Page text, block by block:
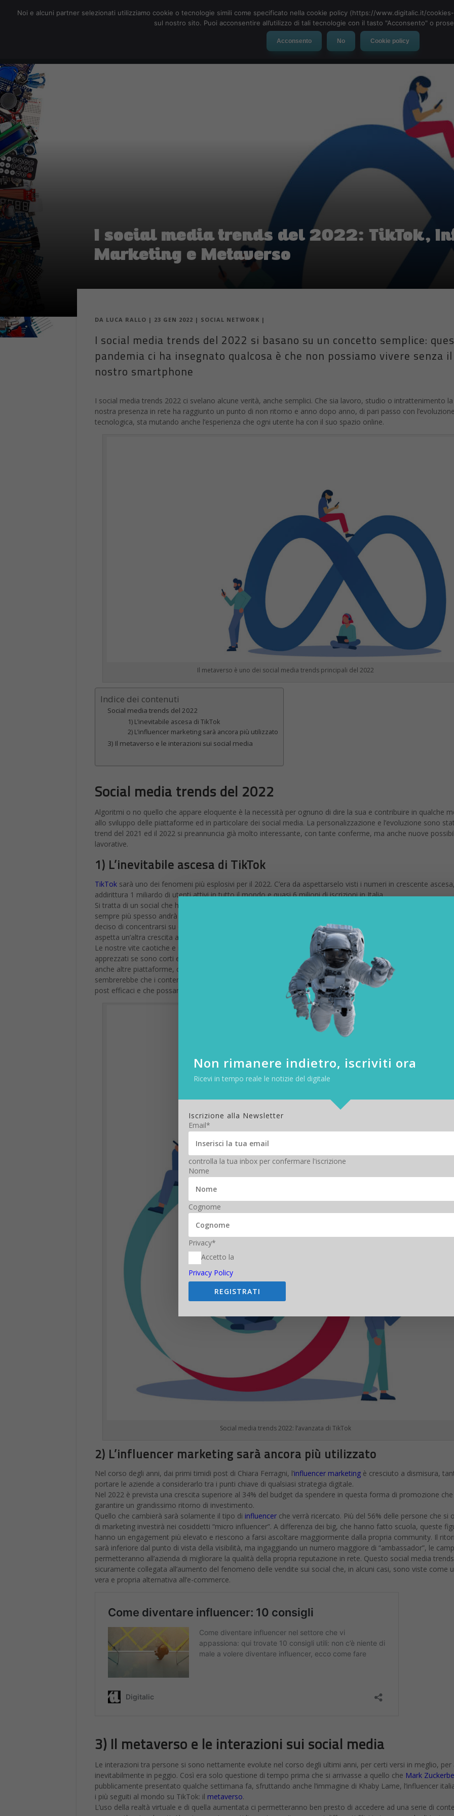
Social Network App Automotive Tech-News
I social media trends del 2022: TikTok,
Marketing e Metaverso
DA LUCA RALLO | 23 GEN 2022 | SOCIAL NETWORK |
I social media trends del 2022 si basano su un concetto semplice:
pandemia ci ha insegnato qualcosa è che non possiamo vivere senza il
nostro smartphone
I social media trends 2022 ci svelano alcune verità, anche semplici. Che sia lavoro, studio o intrattenimento la
nostra presenza in rete ha raggiunto un punto di non ritorno e anno dopo anno, di pari passo con l’evoluzione
tecnologica, sta mutando anche l’esperienza che ogni utente ha con il suo spazio online.
Il metaverso è uno dei social media trends principali del 2022
Indice dei contenuti
Social media trends del 2022
1) L’inevitabile ascesa di TikTok
2) L’influencer marketing sarà ancora più utilizzato
3) Il metaverso e le interazioni sui social media
Social media trends del 2022
Algoritmi o no quello che appare eloquente è la necessità per ognuno di dire la sua e contribuire in qualche
allo sviluppo delle piattaforme ed in particolare dei social media. La personalizzazione e l’evoluzione sono
trend del 2021 ed il 2022 si preannuncia già molto interessante, con tante conferme, ma anche nuove
lavorative.
1) L’inevitabile ascesa di TikTok
TikTok sarà uno dei fenomeni più esplosivi per il 2022. C’era da aspettarselo visti i numeri in crescente
addirittura 1 miliardo di utenti attivi in tutto il mondo e quasi 6 milioni di iscrizioni in Italia.
Si tratta di un social che ha fatto molta presa specialmente tra i giovanissimi, la cosiddetta Generazione Z, ma
sempre più spesso andrà ad aprirsi verso il mondo lavorativo e del marketing. Molte aziende hanno infatti già
deciso di concentrarsi su questa piattaforma che fa dei video brevi il suo principale punto di forza e nel 2022 ci
aspetta un’altra crescita almeno del 10%, grazie anche all’inserimento delle live per tutti gli utenti.
Le nostre vite caotiche e interconnesse ci lasciano sempre meno spazio per visualizzare contenuti; quindi,
apprezzati se sono corti e specialmente divertenti. Tutto ruota intorno all’intrattenimento e questo lo hanno
anche altre piattaforme, che sempre più spesso tendono ad ispirarsi a TikTok nelle nuove funzionalità. Inoltre,
sembrerebbe che i contenuti effimeri stiano perdendo consensi, rendendo necessario per i creator
post efficaci e che possano catturare il proprio target.
Social media trends 2022: l’avanzata di TikTok
2) L’influencer marketing sarà ancora più utilizzato
Nel corso degli anni, dai primi timidi post di Chiara Ferragni, l’influencer marketing è cresciuto a dismisura,
portare le aziende a considerarlo tra i punti chiave di qualsiasi strategia digitale.
Nel 2022 è prevista una crescita superiore al 34% del budget da spendere in questa forma di promozione
garantire un grandissimo ritorno di investimento.
Quello che cambierà sarà solamente il tipo di influencer che verrà ricercato. Più del 56% delle persone che si
di marketing investirà nei cosiddetti “micro influencer”. A differenza dei big, che hanno fatto scuola, queste
hanno un engagement più elevato e riescono a farsi ascoltare maggiormente dalla propria community. Il
sarà inferiore dal punto di vista della visibilità, ma ingaggiando un numero maggiore di “ambassador”, le
permetteranno all’azienda di migliorare la qualità della propria reputazione in rete. Questo social media
sicuramente collegata all’aumento del fenomeno delle vendite sui social che, in alcuni casi, sono viste come
vera e propria alternativa all’e-commerce.
3) Il metaverso e le interazioni sui social media
Le interazioni tra persone si sono nettamente evolute nel corso degli ultimi anni, per certi versi in meglio, per
inevitabilmente in peggio. Così era solo questione di tempo prima che si arrivasse a quello che Mark
pubblicamente presentato qualche settimana fa, sfruttando anche l’immagine di Khaby Lame, l’influencer
i più seguiti al mondo su TikTok: il metaverso.
L’uso della realtà virtuale e di quella aumentata ci permetteranno ben presto di accedere ad una serie di
Non rimanere indietro, iscriviti ora
Ricevi in tempo reale le notizie del digitale
Iscrizione alla Newsletter
Email*
controlla la tua inbox per confermare l'iscrizione
Nome
Cognome
Privacy*
Accetto la
Privacy Policy
REGISTRATI
Noi e alcuni partner selezionati utilizziamo cookie o tecnologie simili come specificato nella cookie policy (https://www.digitalic.it/
sul nostro sito. Puoi acconsentire all’utilizzo di tali tecnologie con il tasto "Acconsento" o
Acconsento No Cookie policy